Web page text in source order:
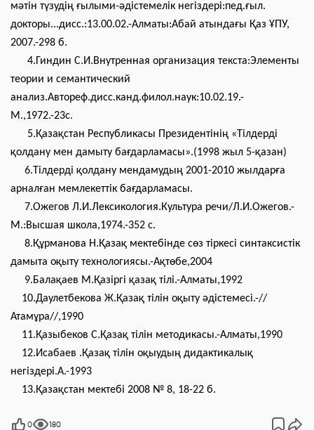
мәтін түзудің ғылыми-әдістемелік негіздері:пед.ғыл.
докторы...дисс.:13.00.02.-Алматы:Абай атындағы Қаз ҰПУ,
2007.-298 б.
4.Гиндин С.И.Внутренная организация текста:Элементы
теории и семантический
анализ.Автореф.дисс.канд.филол.наук:10.02.19.-
М.,1972.-23с.
5.Қазақстан Республикасы Президентінің «Тілдерді
қолдану мен дамыту бағдарламасы».(1998 жыл 5-қазан)
6.Тілдерді қолдану мендамудың 2001-2010 жылдарға
арналған мемлекеттік бағдарламасы.
7.Ожегов Л.И.Лексикология.Культура речи/Л .И.Ожегов.-
М.:Высшая школа,1974.-352 с.
8.Құрманова Н.Қазақ мектебінде сөз тіркесі синтаксистік
дамыта оқыту технологиясы.-Ақтөбе,2004
9.Балақаев М.Қазіргі қазақ тілі.-Алматы,1992
10.Даулетбекова Ж.Қазақ тілін оқыту әдістемесі.-//
Атамұра//,1990
11.Қазыбеков С.Қазақ тілін методикасы.-Алматы,1990
12.Исабаев .Қазақ тілін оқыудың дидактикалық
негіздері.А.-1993
13.Қазақстан мектебі 2008 № 8, 18-22 б.
0 180